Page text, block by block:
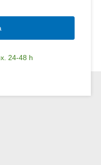
introduce la
24-48 h